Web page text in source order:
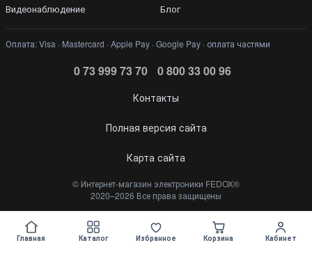
Видеонаблюдение
Блог
Оплата: Visa · Mastercard · Apple Pay · Google Pay · оплата частями
0 73 999 73 70 0 800 33 00 96
Контакты
Полная версия сайта
Карта сайта
©️ Интернет-магазин электроники FEDOX®
2020–2026 Все права защищены
Главная Каталог Избранное Корзина Кабинет